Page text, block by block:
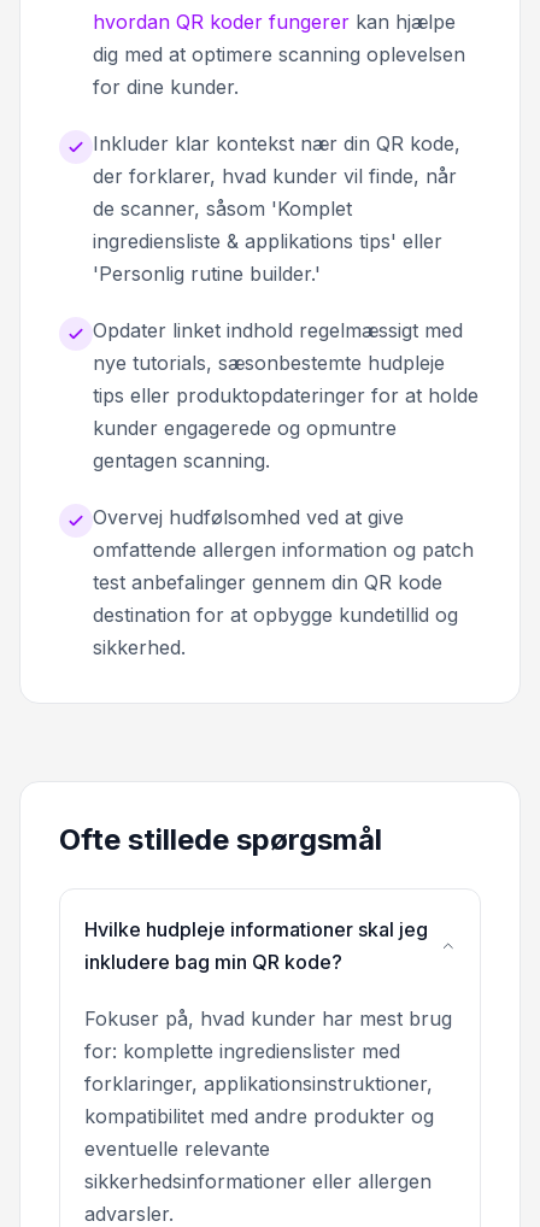
hvordan QR koder fungerer kan hjælpe
dig med at optimere scanning oplevelsen
for dine kunder.
Inkluder klar kontekst nær din QR kode,
der forklarer, hvad kunder vil finde, når
de scanner, såsom 'Komplet
ingrediensliste & applikations tips' eller
'Personlig rutine builder.'
Opdater linket indhold regelmæssigt med
nye tutorials, sæsonbestemte hudpleje
tips eller produktopdateringer for at holde
kunder engagerede og opmuntre
gentagen scanning.
Overvej hudfølsomhed ved at give
omfattende allergen information og patch
test anbefalinger gennem din QR kode
destination for at opbygge kundetillid og
sikkerhed.
Ofte stillede spørgsmål
Hvilke hudpleje informationer skal jeg
inkludere bag min QR kode?
Fokuser på, hvad kunder har mest brug
for: komplette ingredienslister med
forklaringer, applikationsinstruktioner,
kompatibilitet med andre produkter og
eventuelle relevante
sikkerhedsinformationer eller allergen
advarsler.